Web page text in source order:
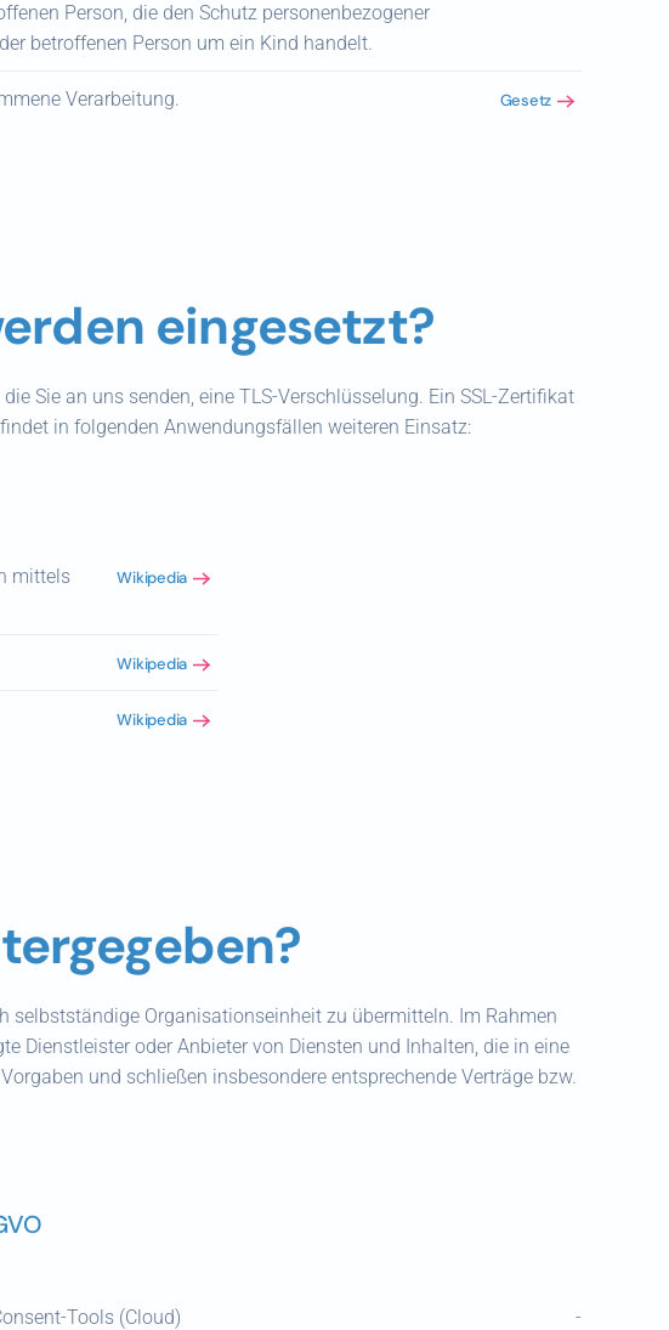
Person, die den Schutz personenbezogener
betroffenen Person um ein Kind handelt.
Verarbeitung. Gesetz
eingesetzt?
Sie an uns senden, eine TLS-Verschlüsselung. Ein SSL-Zertifikat
in folgenden Anwendungsfällen weiteren Einsatz:
mittels
Wikipedia
Wikipedia
Wikipedia
selbstständige Organisationseinheit zu übermitteln. Im Rahmen
Dienstleister oder Anbieter von Diensten und Inhalten, die in eine
und schließen insbesondere entsprechende Verträge bzw.
Tools (Cloud) -